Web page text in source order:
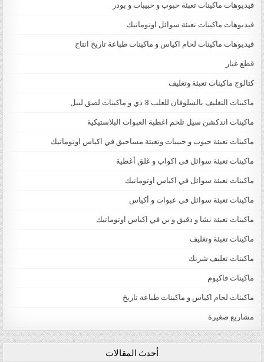
فيديوهات ماكينات تعبئة حبوب و حبيبات و بودر
فيديوهات ماكينات تعبئة سوائل اوتوماتيك
فيديوهات ماكينات لحام اكياس و ماكينات طباعة تاريخ انتاج
قطع غيار
كتالوج ماكينات تعبئة وتغليف
ماكينات التغليف بالسلوفان للعلب 3 دي و ماكينات لصق ليبل
ماكينات اندكشن سيل تلحم اغطية العبوات البلاستيكية
ماكينات تعبئة حبوب و حبيبات وتعبئة مساحيق في اكياس اوتوماتيك
ماكينات تعبئة سوائل فى اكواب و غلق أغطية
ماكينات تعبئة سوائل في اكياس اوتوماتيك
ماكينات تعبئة سوائل في عبوات و أكياس
ماكينات تعبئة نشا و دقيق و بن في اكياس اوتوماتيك
ماكينات تعبئة وتغليف
ماكينات تغليف شرنك
ماكينات فاكيوم
ماكينات لحام اكياس و ماكينات طباعة تاريخ
مشاريع صغيرة
أحدث المقالات